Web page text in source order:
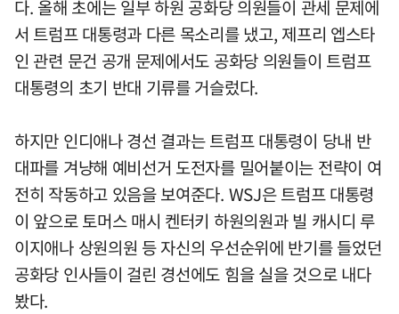
다. 올해 초에는 일부 하원 공화당 의원들이 관세 문제에
서 트럼프 대통령과 다른 목소리를 냈고, 제프리 엡스타
인 관련 문건 공개 문제에서도 공화당 의원들이 트럼프
대통령의 초기 반대 기류를 거슬렀다.
하지만 인디애나 경선 결과는 트럼프 대통령이 당내 반
대파를 겨냥해 예비선거 도전자를 밀어붙이는 전략이 여
전히 작동하고 있음을 보여준다. WSJ은 트럼프 대통령
이 앞으로 토머스 매시 켄터키 하원의원과 빌 캐시디 루
이지애나 상원의원 등 자신의 우선순위에 반기를 들었던
공화당 인사들이 걸린 경선에도 힘을 실을 것으로 내다
봤다.